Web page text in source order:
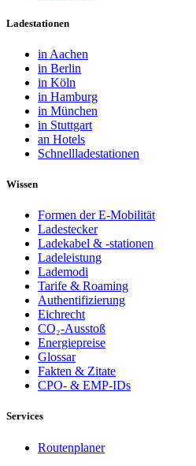
Ladestationen
in Aachen
in Berlin
in Köln
in Hamburg
in München
in Stuttgart
an Hotels
Schnellladestationen
Wissen
Formen der E-Mobilität
Ladestecker
Ladekabel & -stationen
Ladeleistung
Lademodi
Tarife & Roaming
Authentifizierung
Eichrecht
CO₂-Ausstoß
Energiepreise
Glossar
Fakten & Zitate
CPO- & EMP-IDs
Services
Routenplaner